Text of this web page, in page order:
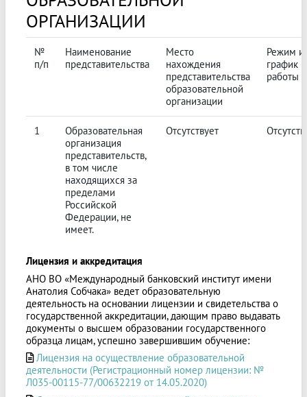
ОРГАНИЗАЦИИ
№
п/п
Наименование
представительства
Место
нахождения
представительства
образовательной
организации
Режим и
график
работы
1
Образовательная
организация
представительств,
в том числе
находящихся за
пределами
Российской
Федерации, не
имеет.
Отсутствует
Лицензия и аккредитация
АНО ВО «Международный банковский институт имени
Анатолия Собчака» ведет образовательную
деятельность на основании лицензии и свидетельства о
государственной аккредитации, дающим право выдавать
документы о высшем образовании государственного
образца лицам, успешно завершившим обучение:
Лицензия на осуществление образовательной
деятельности (Регистрационный номер лицензии: №
Л035-00115-77/00632219 от 14.05.2020)